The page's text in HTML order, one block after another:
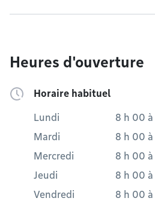
Heures d'ouverture
Horaire habituel
Lundi 8 h 00 à
Mardi
8 h 00 à
Mercredi
8 h 00 à
Jeudi
8 h 00 à
Vendredi
8 h 00 à